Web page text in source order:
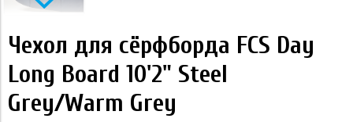
Чехол для сёрфборда FCS Day
Long Board 10'2" Steel
Grey/Warm Grey